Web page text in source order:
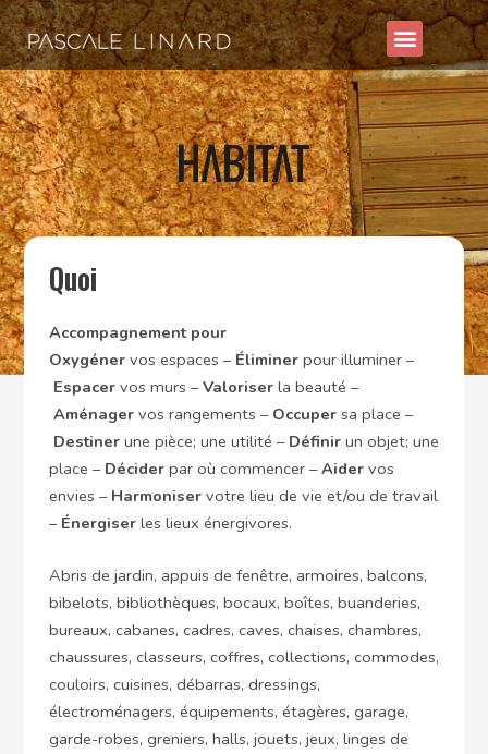
Aller
au
contenu
Menu
Quoi
Accompagnement pour
Oxygénervos espaces – Éliminerpour illuminer –
Espacervos murs –Valoriserla beauté –
Aménagervos rangements – Occupersa place –
Destinerune pièce; une utilité – Définirun objet; une
place – Déciderpar où commencer –Aidervos
envies – Harmoniservotre lieu de vie et/ou de travail
– Énergiserles lieux énergivores.
Abris de jardin, appuis de fenêtre, armoires, balcons,
bibelots, bibliothèques, bocaux, boîtes, buanderies,
bureaux, cabanes, cadres, caves, chaises, chambres,
chaussures, classeurs, coffres, collections, commodes,
couloirs, cuisines, débarras, dressings,
électroménagers, équipements, étagères, garage,
garde-robes, greniers, halls, jouets, jeux, linges de